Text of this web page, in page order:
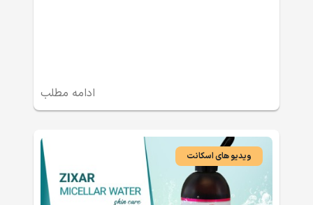
ادامه مطلب
ویدیو های اسکانت